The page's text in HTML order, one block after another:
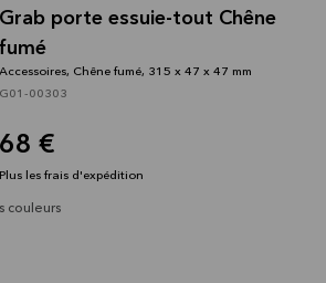
Grab porte essuie-tout Chêne
fumé
Accessoires, Chêne fumé, 315 x 47 x 47 mm
G01-00303
68 €
Plus les frais d'expédition
couleurs